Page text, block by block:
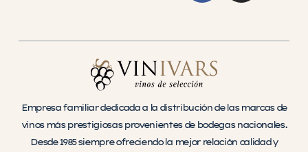
Empresa familiar dedicada a la distribución de las marcas de
vinos más prestigiosas provenientes de bodegas nacionales.
Desde 1985 siempre ofreciendo la mejor relación calidad y